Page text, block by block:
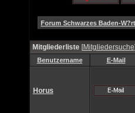
Forum Schwarzes Baden-
Mitgliederliste[Mitgliedersuche]
Benutzername E-Mail
Horus